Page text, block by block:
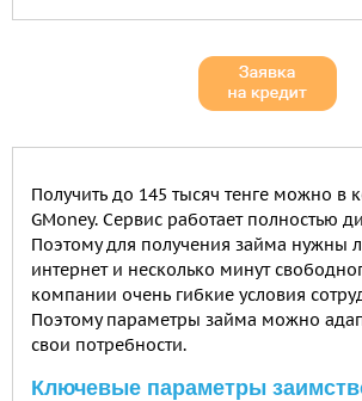
Получить до 145 тысяч тенге можно в
GMoney. Сервис работает полностью
Поэтому для получения займа нужны
интернет и несколько минут
компании очень гибкие условия
Поэтому параметры займа можно
свои потребности.
Ключевые параметры